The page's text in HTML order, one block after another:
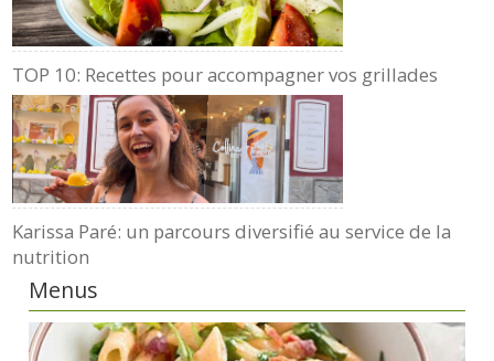
TOP 10: Recettes pour accompagner vos grillades
Karissa Paré: un parcours diversifié au service de la
nutrition
Menus